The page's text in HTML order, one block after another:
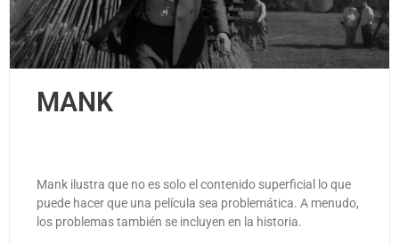
MANK
Mank ilustra que no es solo el contenido superficial lo que
puede hacer que una película sea problemática. A menudo,
los problemas también se incluyen en la historia.